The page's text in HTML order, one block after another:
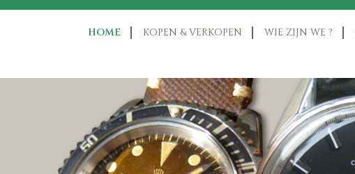
HOME KOPEN & VERKOPEN WIE ZIJN WE ?